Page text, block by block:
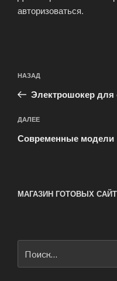
авторизоваться.
по
записям
Предыдущая
запись:
НАЗАД
Электрошокер
Следующая
запись
ДАЛЕЕ
Современные модели
МАГАЗИН ГОТОВЫХ